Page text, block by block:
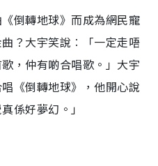
倒轉地球》而成為網民寵
？大宇笑說︰「一定走唔
，仲有啲合唱歌。」大宇
《倒轉地球》，他開心說
係好夢幻。」